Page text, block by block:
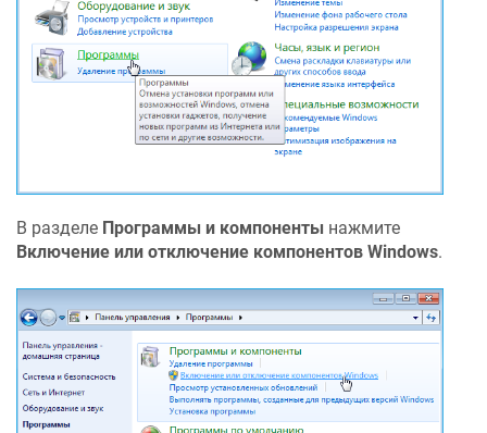
В разделе Программы и компоненты нажмите
Включение или отключение компонентов Windows.